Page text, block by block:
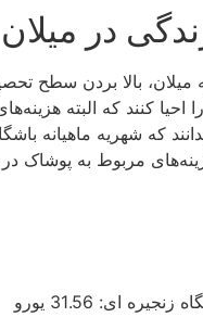
در میلان
بالا بردن سطح
مربوط به پوشاک